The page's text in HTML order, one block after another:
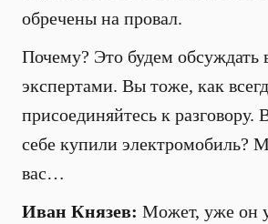
обречены на провал.
Почему? Это будем обсуждать
экспертами. Вы тоже, как
присоединяйтесь к
себе купили электромобиль?
вас…
Иван Князев: Может, уже он у